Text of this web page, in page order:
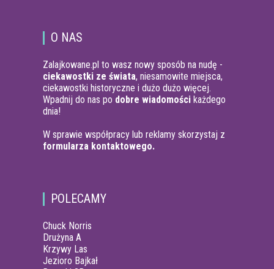
O NAS
Zalajkowane.pl to wasz nowy sposób na nudę -
ciekawostki ze świata, niesamowite miejsca,
ciekawostki historyczne i dużo dużo więcej.
Wpadnij do nas po dobre wiadomości każdego
dnia!
W sprawie współpracy lub reklamy skorzystaj z
formularza kontaktowego.
POLECAMY
Chuck Norris
Drużyna A
Krzywy Las
Jezioro Bajkał